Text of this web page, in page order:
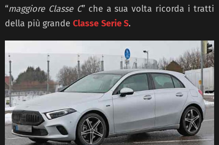
“maggiore Classe C” che a sua volta ricorda i tratti
della più grande Classe Serie S.